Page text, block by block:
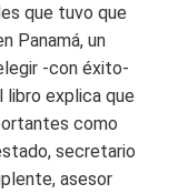
que tuvo que
Panamá, un
-con éxito-
libro explica que
como
secretario
asesor